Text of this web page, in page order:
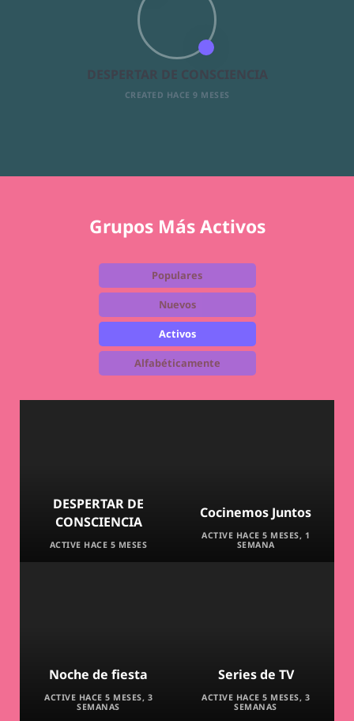
CREATED HACE 9 MESES
Grupos Más Activos
Nuevos
Activos
Populares
Alfabéticamente
DESPERTAR DE
CONSCIENCIA
ACTIVE HACE 5 MESES
Cocinemos Juntos
ACTIVE HACE 5 MESES, 1
SEMANA
Noche de fiesta
ACTIVE HACE 5 MESES, 3
SEMANAS
Series de TV
ACTIVE HACE 5 MESES, 3
SEMANAS